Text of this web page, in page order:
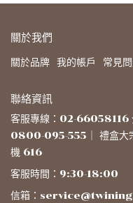
關於我們
關於品牌 我的帳戶 常見
聯絡資訊
客服專線：02-66058116
0800-095-555｜ 禮盒大
機 616
客服時間：9:30-18:00
信箱：